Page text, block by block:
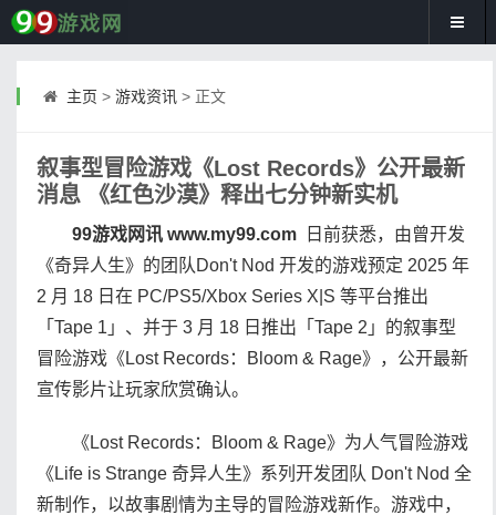
主页 > 游戏资讯> 正文
叙事型冒险游戏《Lost Records》公开最新
消息 《红色沙漠》释出七分钟新实机
99游戏网讯 www.my99.com 日前获悉，由曾开发
《奇异人生》的团队Don't Nod 开发的游戏预定 2025 年
2 月 18 日在 PC/PS5/Xbox Series X|S 等平台推出
「Tape 1」、并于 3 月 18 日推出「Tape 2」的叙事型
冒险游戏《Lost Records：Bloom & Rage》，公开最新
宣传影片让玩家欣赏确认。
《Lost Records：Bloom & Rage》为人气冒险游戏
《Life is Strange 奇异人生》系列开发团队 Don't Nod 全
新制作，以故事剧情为主导的冒险游戏新作。游戏中，